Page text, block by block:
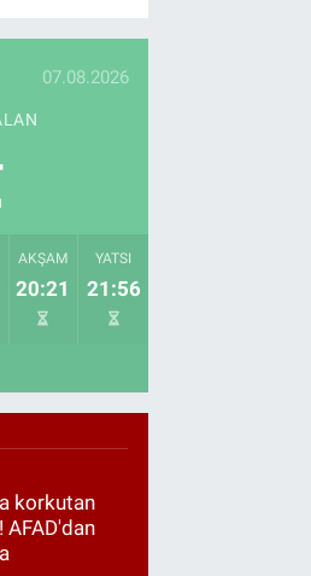
07.08.2026
AKŞAM
20:21
YATSI
21:56
korkutan
AFAD'dan